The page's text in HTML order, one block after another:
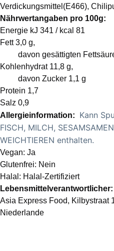
Verdickungsmittel(E466),
Nährwertangaben pro 100g:
Energie kJ 341 / kcal 81
Fett 3,0 g,
davon gesättigten
Kohlenhydrat 11,8 g,
davon Zucker 1,1 g
Protein 1,7
Salz 0,9
Allergieinformation:
Kann
FISCH, MILCH,
WEICHTIEREN enthalten.
Vegan: Ja
Glutenfrei: Nein
Halal: Halal-Zertifiziert
Lebensmittelverantwortlicher:
Asia Express Food, Kilbystraat
Niederlande